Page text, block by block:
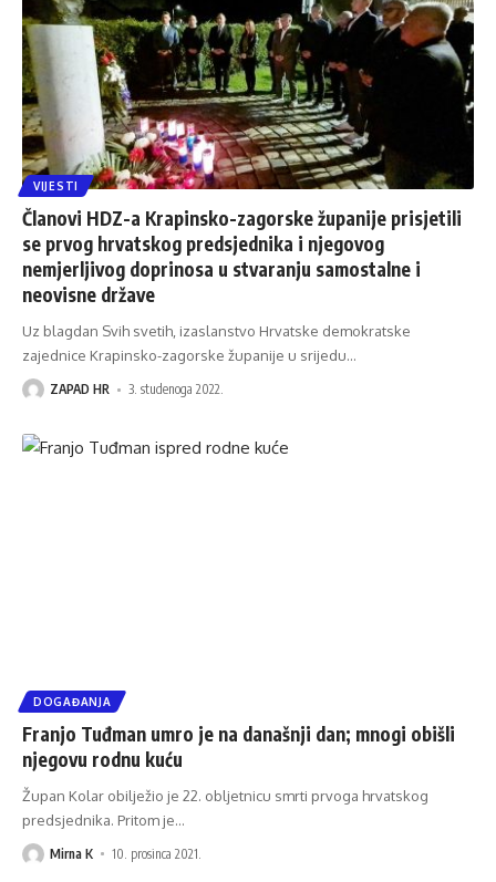
VIJESTI
Članovi HDZ-a Krapinsko-zagorske županije prisjetili
se prvog hrvatskog predsjednika i njegovog
nemjerljivog doprinosa u stvaranju samostalne i
neovisne države
Uz blagdan Svih svetih, izaslanstvo Hrvatske demokratske
zajednice Krapinsko-zagorske županije u srijedu…
ZAPAD HR 3. studenoga 2022.
DOGAĐANJA
Franjo Tuđman umro je na današnji dan; mnogi obišli
njegovu rodnu kuću
Župan Kolar obilježio je 22. obljetnicu smrti prvoga hrvatskog
predsjednika. Pritom je…
Mirna K 10. prosinca 2021.